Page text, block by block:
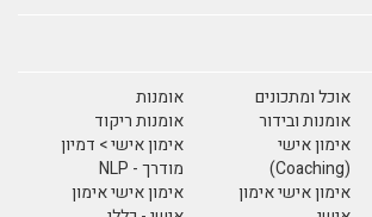
אוכל ומתכונים
אומנות
אומנות ובידור
אומנות ריקוד
אימון אישי
(Coaching)
אימון אישי > דמיון
מודרך - NLP
אימון אישי אימון
אימון אישי אימון